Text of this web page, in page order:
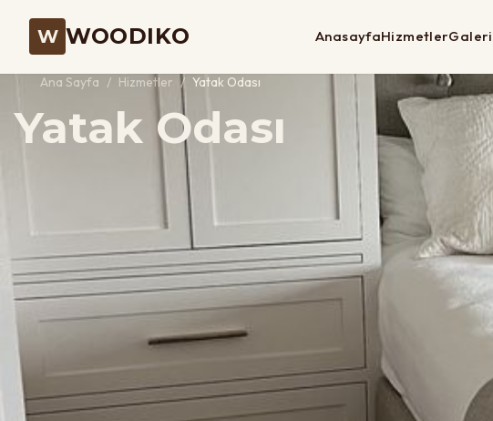
W WOODIKO AnasayfaHizmetlerGaleri
Ana Sayfa / Hizmetler / Yatak Odası
Yatak Odası